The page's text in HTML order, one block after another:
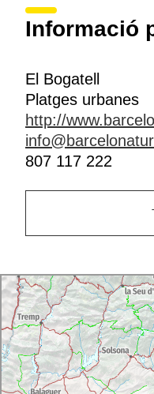
Informació
El Bogatell
Platges urbanes
http://
807 117 222